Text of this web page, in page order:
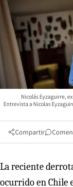
Nicolás Eyzaguirre,
Entrevista a Nicolas
Compartir
La reciente
ocurrido en Chile